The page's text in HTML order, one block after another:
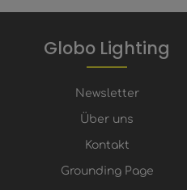
Globo Lighting
Newsletter
Über uns
Kontakt
Grounding Page